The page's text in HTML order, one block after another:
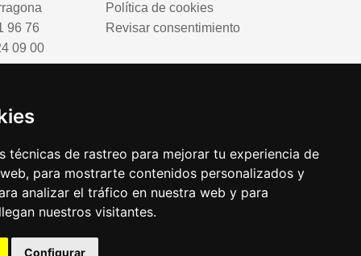
técnicas de rastreo para mejorar tu experiencia de
para mostrarte contenidos personalizados y
analizar el tráfico en nuestra web y para
nuestros visitantes.
Configurar
96 76
09 00
Política de cookies
Revisar consentimiento